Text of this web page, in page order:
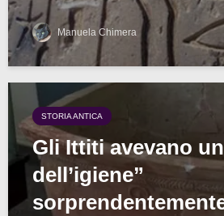
Manuela Chimera
STORIA ANTICA
Gli Ittiti avevano
dell’igiene”